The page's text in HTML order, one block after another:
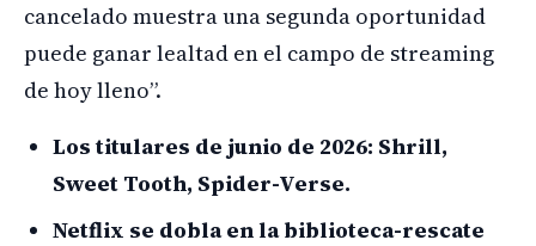
cancelado muestra una segunda oportunidad
puede ganar lealtad en el campo de streaming
de hoy lleno”.
Los titulares de junio de 2026: Shrill,
Sweet Tooth, Spider-Verse.
Netflix se dobla en la biblioteca-rescate